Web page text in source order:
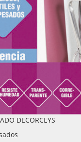
DECORCEYS